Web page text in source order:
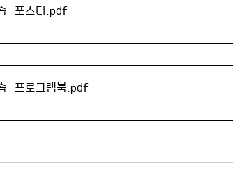
_포스터 .pdf
_프로그램북 .pdf